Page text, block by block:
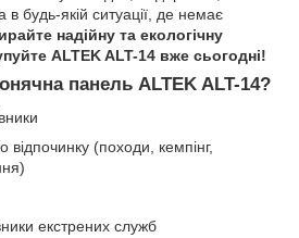
в будь-якій ситуації, де немає
надійну та екологічну
ALTEK ALT-14 вже сьогодні!
панель ALTEK ALT-14?
відпочинку (походи, кемпінг,
екстрених служб